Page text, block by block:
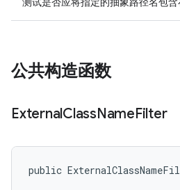
公共构造函数
ExternalClassNameFilter
public